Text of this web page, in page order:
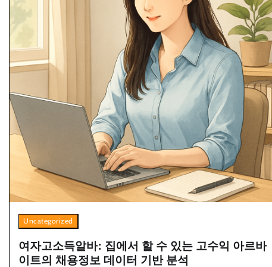
Uncategorized
여자고소득알바: 집에서 할 수 있는 고수익 아르바
이트의 채용정보 데이터 기반 분석